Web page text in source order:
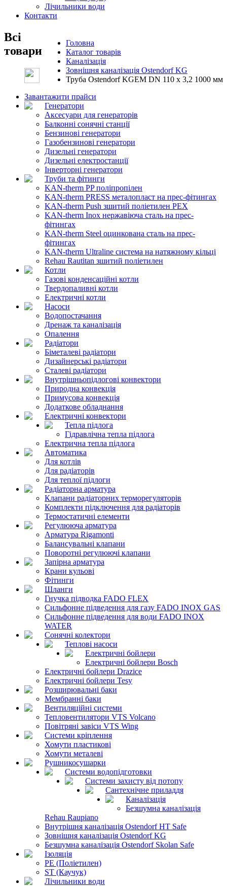
Лічильники води
Контакти
Головна
Каталог товарів
Каналізація
Зовнішня каналізація Ostendorf KG
Труба Ostendorf KGEM DN 110 x 3,2 1000 мм
Всі
товари
Завантажити прайси
Генератори
Аксесуари для генераторів
Балконні сонячні станції
Бензинові генератори
Газобензинові генератори
Дизельні генератори
Дизельні електростанції
Інверторні генератори
Труби та фітинги
KAN-therm PP поліпропілен
KAN-therm PRESS металопласт на прес-фітингах
KAN-therm Push зшитий поліетилен PEX
KAN-therm Inox нержавіюча сталь на прес-
фітингах
KAN-therm Steel оцинкована сталь на прес-
фітингах
KAN-therm Ultraline система на натяжному кільці
Rehau Rautitan зшитий поліетилен
Котли
Газові конденсаційні котли
Твердопаливні котли
Електричні котли
Насоси
Водопостачання
Дренаж та каналізація
Опалення
Радіатори
Біметалеві радіатори
Дизайнерські радіатори
Сталеві радіатори
Внутрішньопідлогові конвектори
Природна конвекція
Примусова конвекція
Додаткове обладнання
Електричні конвектори
Тепла підлога
Гідравлічна тепла підлога
Електрична тепла підлога
Автоматика
Для котлів
Для радіаторів
Для теплої підлоги
Радіаторна арматура
Клапани радіаторних терморегуляторів
Комплекти підключення для радіаторів
Термостатичні елементи
Регулююча арматура
Арматура Rigamonti
Балансувальні клапани
Поворотні регулюючі клапани
Запірна арматура
Крани кульові
Фітинги
Шланги
Гнучка підводка FADO FLEX
Сильфонне підведення для газу FADO INOX GAS
Сильфонне підведення для води FADO INOX
WATER
Сонячні колектори
Теплові насоси
Електричні бойлери
Електричні бойлери Bosch
Електричні бойлери Drazice
Електричні бойлери Tesy
Розширювальні баки
Мембранні баки
Вентиляційні системи
Тепловентилятори VTS Volcano
Повітряні завіси VTS Wing
Системи кріплення
Хомути пластикові
Хомути металеві
Рушникосушарки
Системи водопідготовки
Системи захисту від потопу
Сантехнічне приладдя
Каналізація
Безшумна каналізація
Rehau Raupiano
Внутрішня каналізація Ostendorf HT Safe
Зовнішня каналізація Ostendorf KG
Безшумна каналізація Ostendorf Skolan Safe
Ізоляція
PE (Поліетилен)
ST (Каучук)
Лічильники води